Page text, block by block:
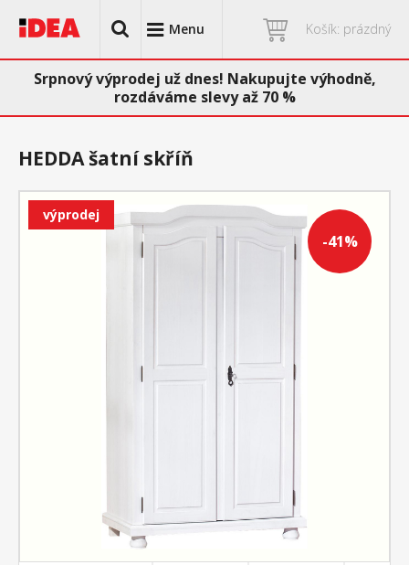
Menu Košík: prázdný
Srpnový výprodej už dnes! Nakupujte výhodně,
rozdáváme slevy až 70 %
-41%
výprodej
HEDDA šatní skříň